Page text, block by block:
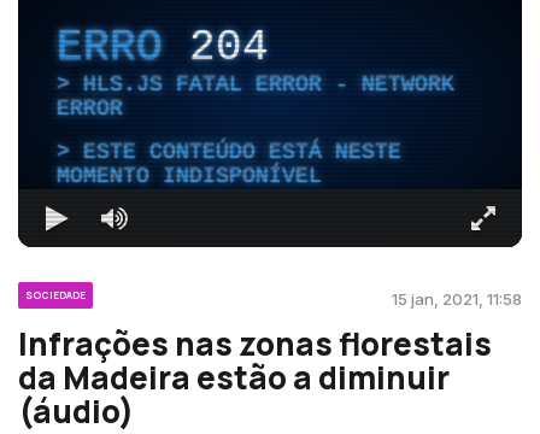
ERRO204
HLS.JS FATAL ERROR - NETWORK
ERROR
ESTE CONTEÚDO ESTÁ NESTE
MOMENTO INDISPONÍVEL
SOCIEDADE 15 jan, 2021, 11:58
Infrações nas zonas florestais
da Madeira estão a diminuir
(áudio)